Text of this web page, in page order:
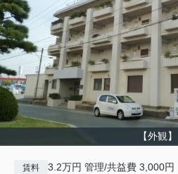
【外観】
賃料 3.2万円 管理/共益費 3,000円